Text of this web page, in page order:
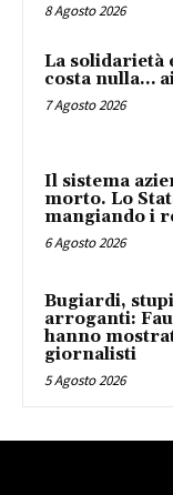
8 Agosto 2026
La solidarietà
costa nulla…
7 Agosto 2026
Il sistema
morto. Lo
mangiando i
6 Agosto 2026
Bugiardi,
arroganti:
hanno
giornalisti
5 Agosto 2026